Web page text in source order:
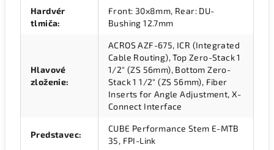
Hardvér
tlmiča:
Front: 30x8mm, Rear: DU-
Bushing 12.7mm
Hlavové
zloženie:
ACROS AZF-675, ICR (Integrated
Cable Routing), Top Zero-Stack 1
1/2" (ZS 56mm), Bottom Zero-
Stack 1 1/2" (ZS 56mm), Fiber
Inserts for Angle Adjustment, X-
Connect Interface
Predstavec:
CUBE Performance Stem E-MTB
35, FPI-Link